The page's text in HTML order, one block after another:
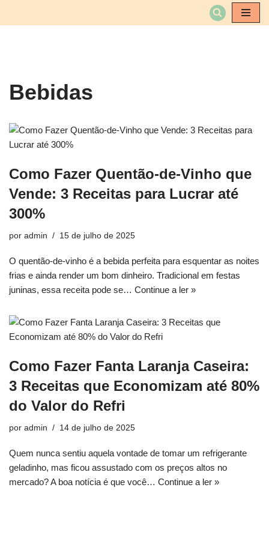
Bebidas
Como Fazer Quentão-de-Vinho que
Vende: 3 Receitas para Lucrar até
300%
por admin 15 de julho de 2025
O quentão-de-vinho é a bebida perfeita para esquentar as noites
frias e ainda render um bom dinheiro. Tradicional em festas
juninas, essa receita pode se… Continue a ler »
Como Fazer Fanta Laranja Caseira:
3 Receitas que Economizam até 80%
do Valor do Refri
por admin 14 de julho de 2025
Quem nunca sentiu aquela vontade de tomar um refrigerante
geladinho, mas ficou assustado com os preços altos no
mercado? A boa notícia é que você… Continue a ler »